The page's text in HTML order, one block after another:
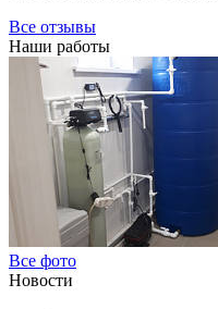
Все отзывы
Наши работы
Все фото
Новости